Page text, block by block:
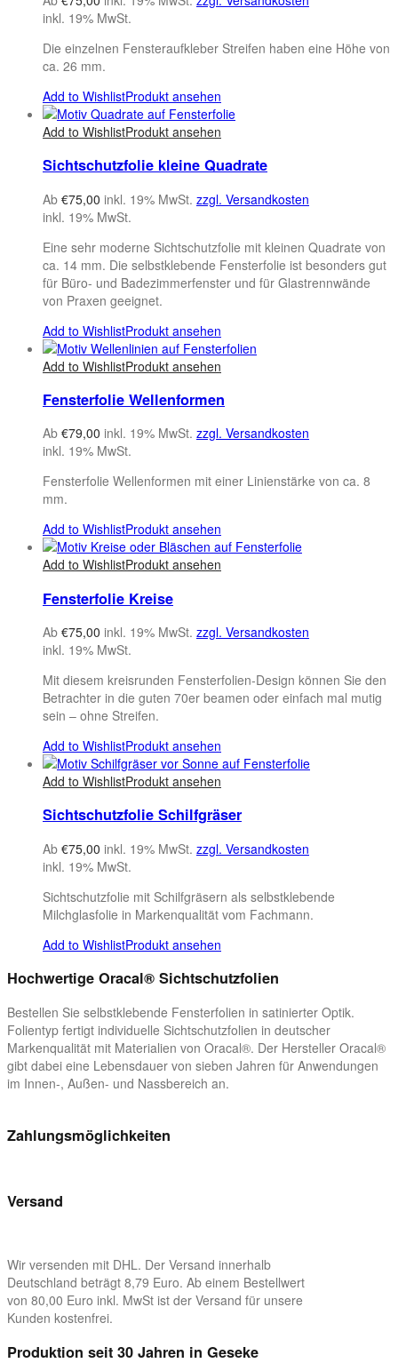
inkl. 19% MwSt.
Die einzelnen Fensteraufkleber Streifen haben eine Höhe von
ca. 26 mm.
Add to WishlistProdukt ansehen
Add to WishlistProdukt ansehen
Sichtschutzfolie kleine Quadrate
Ab €75,00 inkl. 19% MwSt. zzgl. Versandkosten
inkl. 19% MwSt.
Eine sehr moderne Sichtschutzfolie mit kleinen Quadrate von
ca. 14 mm. Die selbstklebende Fensterfolie ist besonders gut
für Büro- und Badezimmerfenster und für Glastrennwände
von Praxen geeignet.
Add to WishlistProdukt ansehen
Add to WishlistProdukt ansehen
Fensterfolie Wellenformen
Ab €79,00 inkl. 19% MwSt. zzgl. Versandkosten
inkl. 19% MwSt.
Fensterfolie Wellenformen mit einer Linienstärke von ca. 8
mm.
Add to WishlistProdukt ansehen
Add to WishlistProdukt ansehen
Fensterfolie Kreise
Ab €75,00 inkl. 19% MwSt. zzgl. Versandkosten
inkl. 19% MwSt.
Mit diesem kreisrunden Fensterfolien-Design können Sie den
Betrachter in die guten 70er beamen oder einfach mal mutig
sein – ohne Streifen.
Add to WishlistProdukt ansehen
Add to WishlistProdukt ansehen
Sichtschutzfolie Schilfgräser
Ab €75,00 inkl. 19% MwSt. zzgl. Versandkosten
inkl. 19% MwSt.
Sichtschutzfolie mit Schilfgräsern als selbstklebende
Milchglasfolie in Markenqualität vom Fachmann.
Add to WishlistProdukt ansehen
Hochwertige Oracal® Sichtschutzfolien
Bestellen Sie selbstklebende Fensterfolien in satinierter Optik.
Folientyp fertigt individuelle Sichtschutzfolien in deutscher
Markenqualität mit Materialien von Oracal®. Der Hersteller Oracal®
gibt dabei eine Lebensdauer von sieben Jahren für Anwendungen
im Innen-, Außen- und Nassbereich an.
Zahlungsmöglichkeiten
Versand
Wir versenden mit DHL. Der Versand innerhalb
Deutschland beträgt 8,79 Euro. Ab einem Bestellwert
von 80,00 Euro inkl. MwSt ist der Versand für unsere
Kunden kostenfrei.
Produktion seit 30 Jahren in Geseke